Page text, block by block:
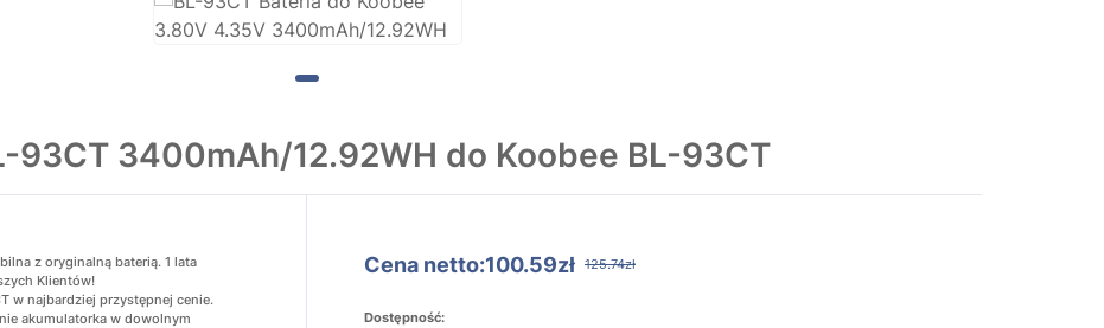
93CT 3400mAh/12.92WH do Koobee BL-93CT
z oryginalną baterią. 1 lata
Klientów!
w najbardziej przystępnej cenie.
akumulatorka w dowolnym
Cena netto:100.59zł 125.74zł
Dostępność: